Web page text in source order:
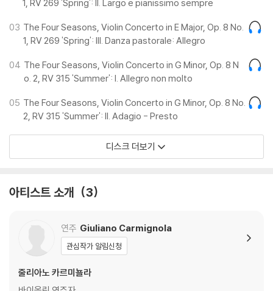
1, RV 269 'Spring': II. Largo e pianissimo sempre
03 The Four Seasons, Violin Concerto in E Major, Op. 8 No.
1, RV 269 'Spring': III. Danza pastorale: Allegro
04 The Four Seasons, Violin Concerto in G Minor, Op. 8 N
o. 2, RV 315 'Summer': I. Allegro non molto
05 The Four Seasons, Violin Concerto in G Minor, Op. 8 No.
2, RV 315 'Summer': II. Adagio - Presto
디스크 더보기
아티스트 소개 3
연주 Giuliano Carmignola
관심작가 알림신청
줄리아노 카르미뇰라